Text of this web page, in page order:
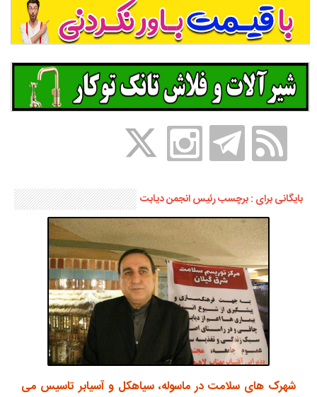
بایگانی برای : برچسب رئیس انجمن دیابت
شهرک های سلامت در ماسوله، سیاهکل و آسیابر تاسیس می